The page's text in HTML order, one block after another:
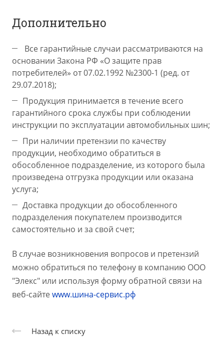
Дополнительно
Все гарантийные случаи рассматриваются на
основании Закона РФ «О защите прав
потребителей» от 07.02.1992 №2300-1 (ред. от
29.07.2018);
Продукция принимается в течение всего
гарантийного срока службы при соблюдении
инструкции по эксплуатации автомобильных шин;
При наличии претензии по качеству
продукции, необходимо обратиться в
обособленное подразделение, из которого была
произведена отгрузка продукции или оказана
услуга;
Доставка продукции до обособленного
подразделения покупателем производится
самостоятельно и за свой счет;
В случае возникновения вопросов и претензий
можно обратиться по телефону в компанию ООО
"Элекс" или используя форму обратной связи на
веб-сайтеwww.шина-сервис.рф
Назад к списку